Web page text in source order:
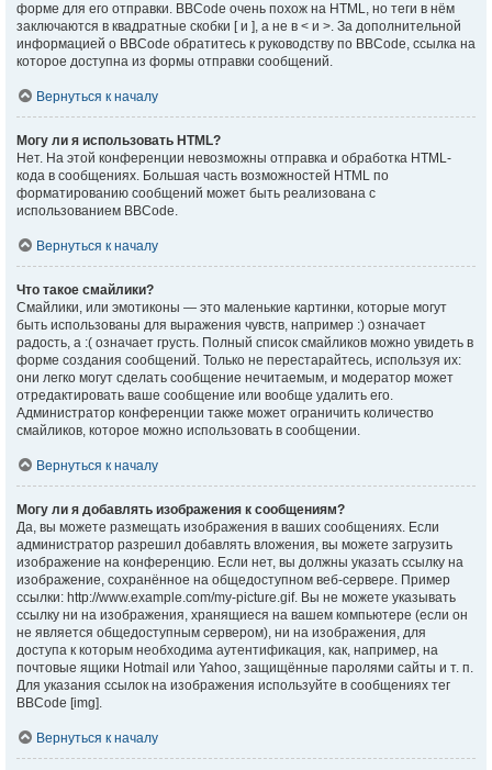
форме для его отправки. BBCode очень похож на HTML, но теги в нём
заключаются в квадратные скобки [ и ], а не в < и >. За дополнительной
информацией о BBCode обратитесь к руководству по BBCode, ссылка на
которое доступна из формы отправки сообщений.
Вернуться к началу
Могу ли я использовать HTML?
Нет. На этой конференции невозможны отправка и обработка HTML-
кода в сообщениях. Большая часть возможностей HTML по
форматированию сообщений может быть реализована с
использованием BBCode.
Вернуться к началу
Что такое смайлики?
Смайлики, или эмотиконы — это маленькие картинки, которые могут
быть использованы для выражения чувств, например :) означает
радость, а :( означает грусть. Полный список смайликов можно увидеть в
форме создания сообщений. Только не перестарайтесь, используя их:
они легко могут сделать сообщение нечитаемым, и модератор может
отредактировать ваше сообщение или вообще удалить его.
Администратор конференции также может ограничить количество
смайликов, которое можно использовать в сообщении.
Вернуться к началу
Могу ли я добавлять изображения к сообщениям?
Да, вы можете размещать изображения в ваших сообщениях. Если
администратор разрешил добавлять вложения, вы можете загрузить
изображение на конференцию. Если нет, вы должны указать ссылку на
изображение, сохранённое на общедоступном веб-сервере. Пример
ссылки: http://www.example.com/my-picture.gif. Вы не можете указывать
ссылку ни на изображения, хранящиеся на вашем компьютере (если он
не является общедоступным сервером), ни на изображения, для
доступа к которым необходима аутентификация, как, например, на
почтовые ящики Hotmail или Yahoo, защищённые паролями сайты и т. п.
Для указания ссылок на изображения используйте в сообщениях тег
BBCode [img].
Вернуться к началу